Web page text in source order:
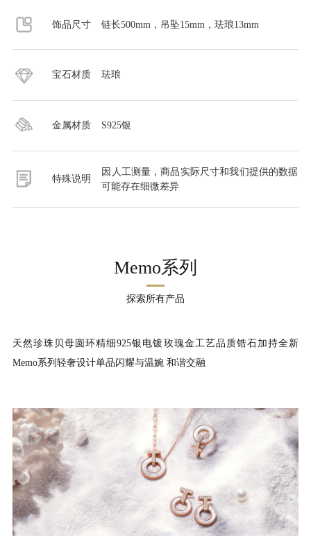
饰品尺寸 链长500mm，吊坠15mm，珐琅13mm
宝石材质 珐琅
金属材质 S925银
特殊说明
因人工测量，商品实际尺寸和我们提供的数据
可能存在细微差异
Memo系列
探索所有产品
天然珍珠贝母圆环精细925银电镀玫瑰金工艺品质锆石加持全新
Memo系列轻奢设计单品闪耀与温婉 和谐交融